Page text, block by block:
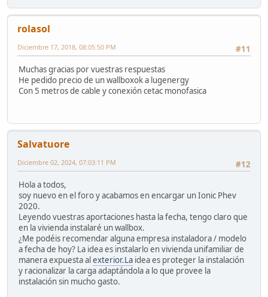
rolasol
#11
Diciembre 17, 2018, 08:05:50 PM
Muchas gracias por vuestras respuestas
He pedido precio de un wallboxok a lugenergy
Con 5 metros de cable y conexión cetac monofasica
Salvatuore
#12
Diciembre 02, 2024, 07:03:11 PM
Hola a todos,
soy nuevo en el foro y acabamos en encargar un Ionic Phev
2020.
Leyendo vuestras aportaciones hasta la fecha, tengo claro que
en la vivienda instalaré un wallbox.
¿Me podéis recomendar alguna empresa instaladora / modelo
a fecha de hoy? La idea es instalarlo en vivienda unifamiliar de
manera expuesta al exterior.La idea es proteger la instalación
y racionalizar la carga adaptándola a lo que provee la
instalación sin mucho gasto.